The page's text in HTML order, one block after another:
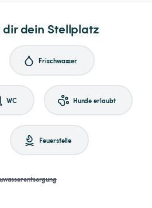
dein Stellplatz
Frischwasser
WC Hunde erlaubt
Feuerstelle